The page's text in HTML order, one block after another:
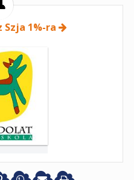
Szja 1%-ra